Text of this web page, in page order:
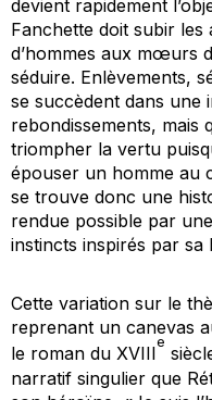
devient rapidement
Fanchette doit subir les
d’hommes aux mœurs
séduire. Enlèvements,
se succèdent dans une
rebondissements, mais
triompher la vertu
épouser un homme au
se trouve donc une
rendue possible par
instincts inspirés par sa
Cette variation sur le
reprenant un canevas
le roman du XVIII
e
narratif singulier que